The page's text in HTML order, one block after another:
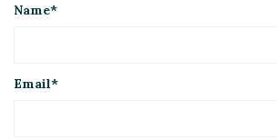
Name*
Email*